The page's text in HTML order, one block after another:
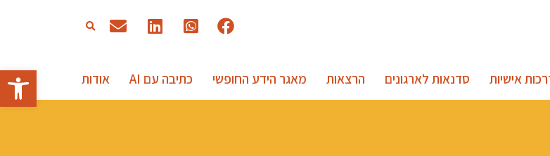
אישיות סדנאות לארגונים הרצאות מאגר הידע החופשי כתיבה עם AI אודות פתח